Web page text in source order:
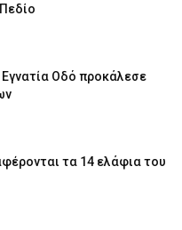
Οδό προκάλεσε
τα 14 ελάφια του